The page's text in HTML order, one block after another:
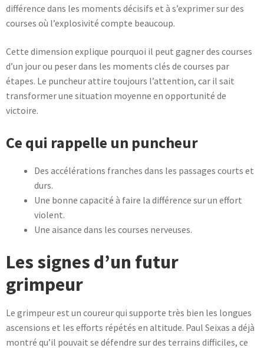
différence dans les moments décisifs et à s’exprimer sur des
courses où l’explosivité compte beaucoup.
Cette dimension explique pourquoi il peut gagner des courses
d’un jour ou peser dans les moments clés de courses par
étapes. Le puncheur attire toujours l’attention, car il sait
transformer une situation moyenne en opportunité de
victoire.
Ce qui rappelle un puncheur
Des accélérations franches dans les passages courts et
durs.
Une bonne capacité à faire la différence sur un effort
violent.
Une aisance dans les courses nerveuses.
Les signes d’un futur
grimpeur
Le grimpeur est un coureur qui supporte très bien les longues
ascensions et les efforts répétés en altitude. Paul Seixas a déjà
montré qu’il pouvait se défendre sur des terrains difficiles, ce